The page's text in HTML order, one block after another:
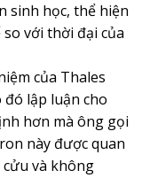
sinh học, thể hiện
với thời đại của
của Thales
đó lập luận cho
hơn mà ông gọi
này được quan
và không